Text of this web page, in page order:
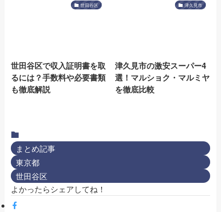
世田谷区
世田谷区で収入証明書を取
るには？手数料や必要書類
も徹底解説
津久見市
津久見市の激安スーパー4
選！マルショク・マルミヤ
を徹底比較
まとめ記事
東京都
世田谷区
よかったらシェアしてね！